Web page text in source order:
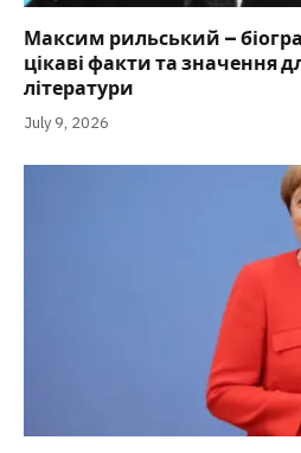
Максим рильський –
цікаві факти та значення
літератури
July 9, 2026